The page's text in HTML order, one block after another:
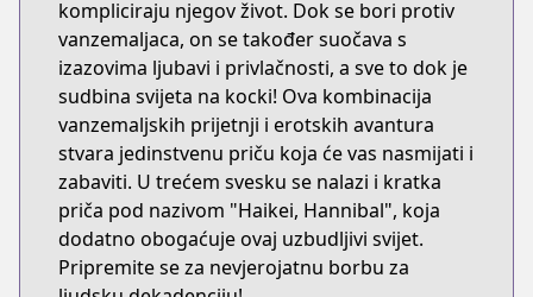
kompliciraju njegov život. Dok se bori protiv
vanzemaljaca, on se također suočava s
izazovima ljubavi i privlačnosti, a sve to dok je
sudbina svijeta na kocki! Ova kombinacija
vanzemaljskih prijetnji i erotskih avantura
stvara jedinstvenu priču koja će vas nasmijati i
zabaviti. U trećem svesku se nalazi i kratka
priča pod nazivom "Haikei, Hannibal", koja
dodatno obogaćuje ovaj uzbudljivi svijet.
Pripremite se za nevjerojatnu borbu za